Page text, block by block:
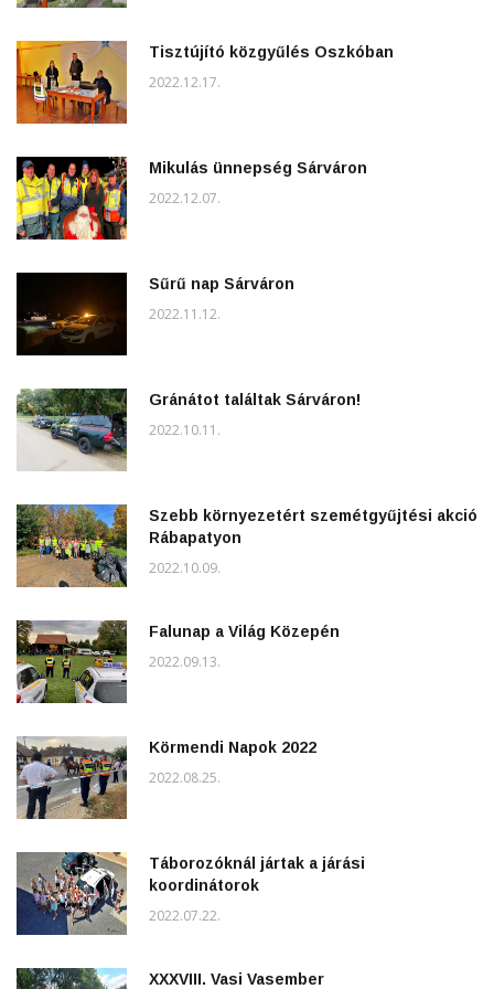
Tisztújító közgyűlés Oszkóban
2022.12.17.
Mikulás ünnepség Sárváron
2022.12.07.
Sűrű nap Sárváron
2022.11.12.
Gránátot találtak Sárváron!
2022.10.11.
Szebb környezetért szemétgyűjtési akció
Rábapatyon
2022.10.09.
Falunap a Világ Közepén
2022.09.13.
Körmendi Napok 2022
2022.08.25.
Táborozóknál jártak a járási
koordinátorok
2022.07.22.
XXXVIII. Vasi Vasember